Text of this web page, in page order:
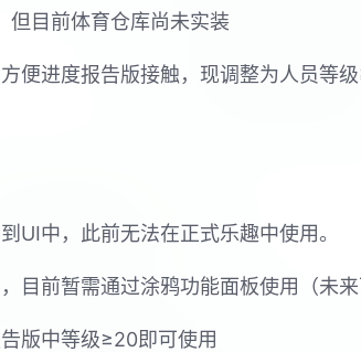
目前体育仓库尚未实装
便进度报告版接触，现调整为人员等
UI中，此前无法在正式乐趣中使用。
目前暂需通过涂鸦功能面板使用（未来
版中等级≥20即可使用